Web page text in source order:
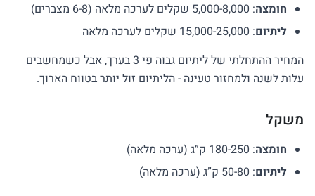
חומצה: 5,000-8,000 שקלים לערכה מלאה (6-8 מצברים)
ליתיום: 15,000-25,000 שקלים לערכה מלאה
המחיר ההתחלתי של ליתיום גבוה פי 3 בערך, אבל כשמחשבים
עלות לשנה ולמחזור טעינה - הליתיום זול יותר בטווח הארוך.
משקל
חומצה: 180-250 ק”ג (ערכה מלאה)
ליתיום: 50-80 ק”ג (ערכה מלאה)